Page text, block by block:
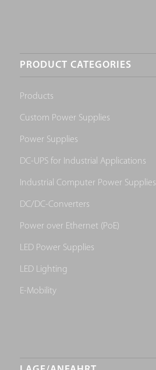
PRODUCT CATEGORIES
Products
Custom Power Supplies
Power Supplies
DC-UPS for Industrial Applications
Industrial Computer Power Supplies
DC/DC-Converters
Power over Ethernet (PoE)
LED Power Supplies
LED Lighting
E-Mobility